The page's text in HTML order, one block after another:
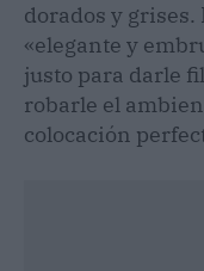
dorados y
«elegante y
justo para darle
robarle el
colocación